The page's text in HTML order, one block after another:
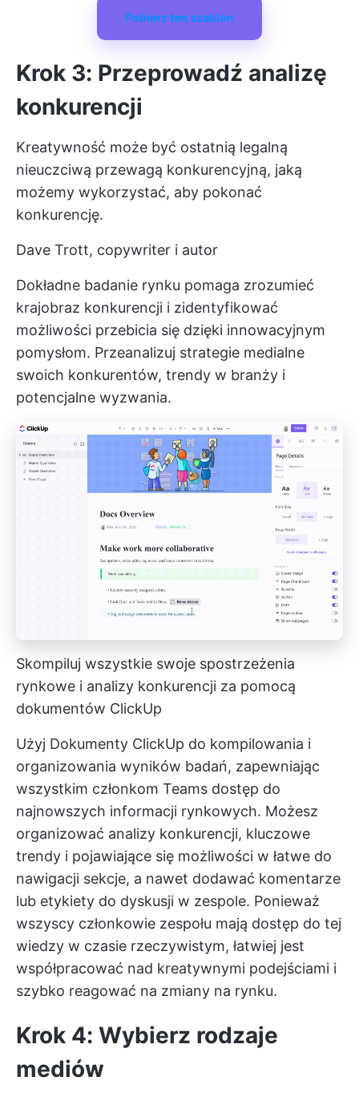
Pobierz ten szablon
Krok 3: Przeprowadź analizę
konkurencji
Kreatywność może być ostatnią legalną
nieuczciwą przewagą konkurencyjną, jaką
możemy wykorzystać, aby pokonać
konkurencję.
Dave Trott, copywriter i autor
Dokładne badanie rynku pomaga zrozumieć
krajobraz konkurencji i zidentyfikować
możliwości przebicia się dzięki innowacyjnym
pomysłom. Przeanalizuj strategie medialne
swoich konkurentów, trendy w branży i
potencjalne wyzwania.
Skompiluj wszystkie swoje spostrzeżenia
rynkowe i analizy konkurencji za pomocą
dokumentów ClickUp
Użyj Dokumenty ClickUp do kompilowania i
organizowania wyników badań, zapewniając
wszystkim członkom Teams dostęp do
najnowszych informacji rynkowych. Możesz
organizować analizy konkurencji, kluczowe
trendy i pojawiające się możliwości w łatwe do
nawigacji sekcje, a nawet dodawać komentarze
lub etykiety do dyskusji w zespole. Ponieważ
wszyscy członkowie zespołu mają dostęp do tej
wiedzy w czasie rzeczywistym, łatwiej jest
współpracować nad kreatywnymi podejściami i
szybko reagować na zmiany na rynku.
Krok 4: Wybierz rodzaje
mediów